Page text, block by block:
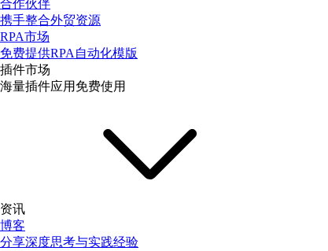
合作伙伴
携手整合外贸资源
RPA市场
免费提供RPA自动化模版
插件市场
海量插件应用免费使用
资讯
博客
分享深度思考与实践经验